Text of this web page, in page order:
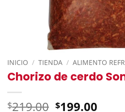
INICIO / TIENDA / ALIMENTO
Chorizo de cerdo
$219.00 Original
$199.00